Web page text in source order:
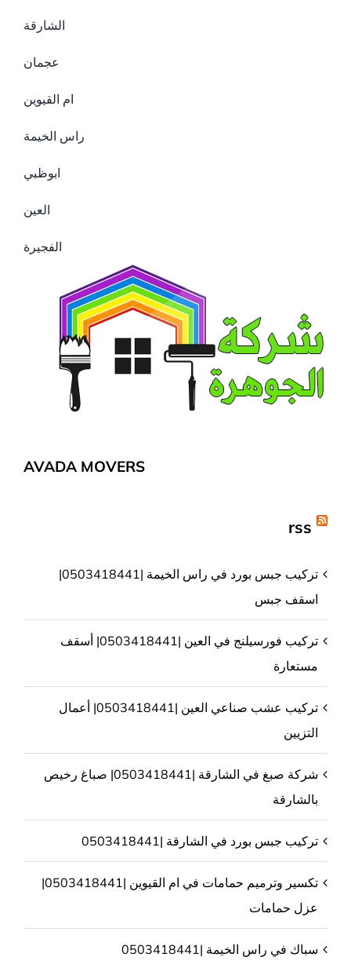
الشارقة
عجمان
ام القيوين
راس الخيمة
ابوظبي
العين
الفجيرة
AVADA MOVERS
rss
تركيب جبس بورد في راس الخيمة |0503418441|
اسقف جبس
تركيب فورسيلنج في العين |0503418441| أسقف
مستعارة
تركيب عشب صناعي العين |0503418441| أعمال
التزيين
شركة صبغ في الشارقة |0503418441| صباغ رخيص
بالشارقة
تركيب جبس بورد في الشارقة |0503418441
تكسير وترميم حمامات في ام القيوين |0503418441|
عزل حمامات
سباك في راس الخيمة |0503418441